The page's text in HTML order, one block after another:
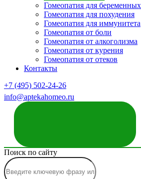
Гомеопатия для
Гомеопатия для похудения
Гомеопатия для иммунитета
Гомеопатия от боли
Гомеопатия от алкоголизма
Гомеопатия от курения
Гомеопатия от отеков
Контакты
+7 (495) 502-24-26
info@aptekahomeo.ru
Поиск по сайту